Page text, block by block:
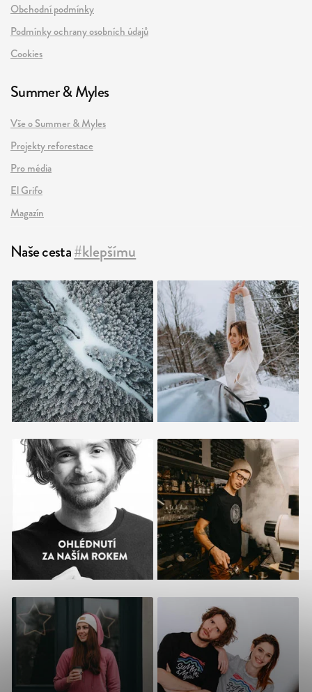
Obchodní podmínky
Podmínky ochrany osobních údajů
Cookies
Summer & Myles
Vše o Summer & Myles
Projekty reforestace
Pro média
El Grifo
Magazín
Naše cesta#klepšímu